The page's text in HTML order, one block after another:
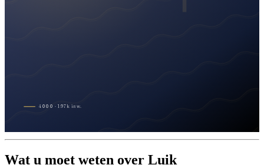
4000 · 197 k inw.
Wat u moet weten over Luik